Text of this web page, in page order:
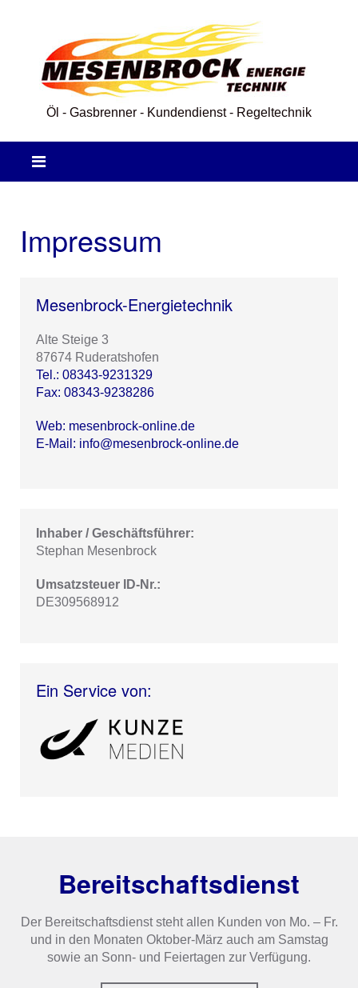
Öl - Gasbrenner - Kundendienst - Regeltechnik
Impressum
Mesenbrock-Energietechnik
Alte Steige 3
87674 Ruderatshofen
Tel.: 08343-9231329
Fax: 08343-9238286
Web: mesenbrock-online.de
E-Mail: info@mesenbrock-online.de
Inhaber / Geschäftsführer:
Stephan Mesenbrock
Umsatzsteuer ID-Nr.:
DE309568912
Ein Service von:
Bereitschaftsdienst
Der Bereitschaftsdienst steht allen Kunden von Mo. – Fr.
und in den Monaten Oktober-März auch am Samstag
sowie an Sonn- und Feiertagen zur Verfügung.